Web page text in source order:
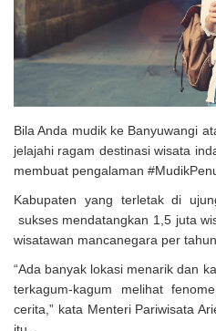
Uji Coba Program NADI JKN
Bila Anda mudik ke Banyuwangi
jelajahi ragam destinasi wisata
membuat pengalaman
Kabupaten yang terletak di
sukses mendatangkan 1,5 juta
wisatawan mancanegara per
“Ada banyak lokasi menarik dan
terkagum-kagum melihat
cerita,” kata Menteri Pariwisata